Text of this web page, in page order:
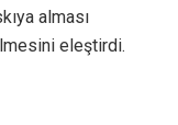
alması
eleştirdi.